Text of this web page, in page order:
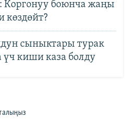
боюнча жаңы
сыныктары турак
үч киши каза болду